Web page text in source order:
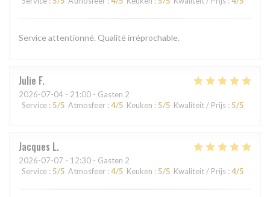
Service attentionné. Qualité irréprochable.
Julie F
2026-07-04 - 21:00 - Gasten 2
Service : 5/5 Atmosfeer : 4/5 Keuken : 5/5 Kwaliteit / Prijs : 5/5
Jacques L
2026-07-07 - 12:30 - Gasten 2
Service : 5/5 Atmosfeer : 4/5 Keuken : 5/5 Kwaliteit / Prijs : 4/5